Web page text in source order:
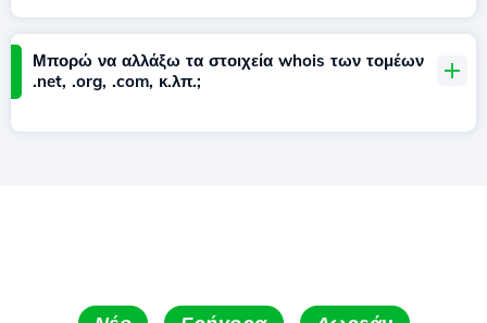
Μπορώ να αλλάξω τα στοιχεία whois των τομέων
.net, .org, .com, κ.λπ.;